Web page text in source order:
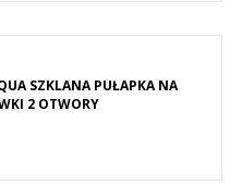
SZKLANA PUŁAPKA NA
2 OTWORY